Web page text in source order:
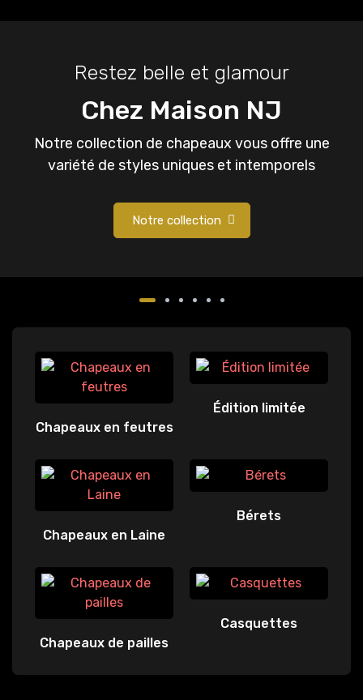
Restez belle et glamour
Chez Maison NJ
Notre collection de chapeaux vous offre une
variété de styles uniques et intemporels
Notre collection
Chapeaux en feutres
Édition limitée
Chapeaux en Laine
Bérets
Chapeaux de pailles
Casquettes